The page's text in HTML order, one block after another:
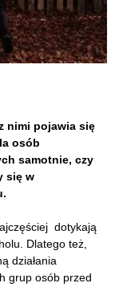
nimi pojawia się
osób
samotnie, czy
się w
dotykają
Dlatego też,
działania
grup osób przed